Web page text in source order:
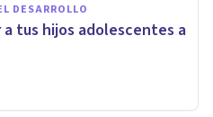
DESARROLLO
a tus hijos adolescentes a